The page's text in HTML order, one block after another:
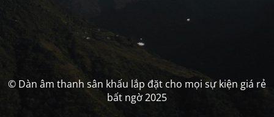
© Dàn âm thanh sân khấu lắp đặt cho mọi sự kiện giá rẻ
bất ngờ 2025